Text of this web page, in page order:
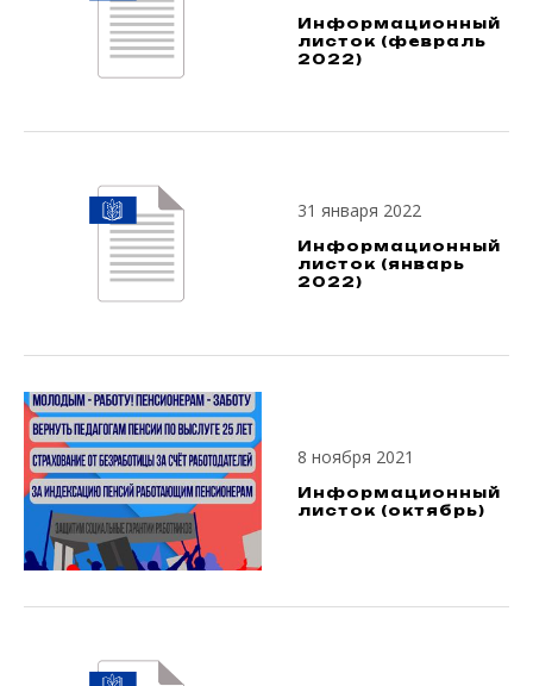
Информационный
листок (февраль
2022)
31 января 2022
Информационный
листок (январь
2022)
8 ноября 2021
Информационный
листок (октябрь)